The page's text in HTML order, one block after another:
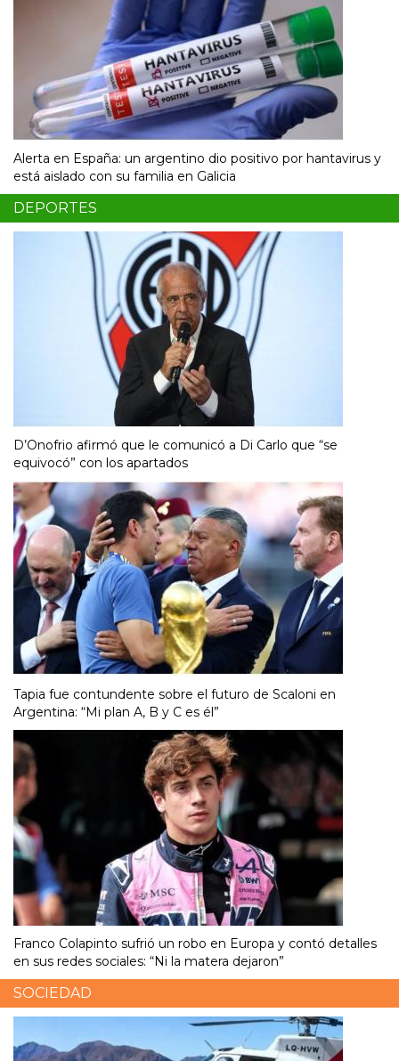
Alerta en España: un argentino dio positivo por hantavirus y
está aislado con su familia en Galicia
DEPORTES
D’Onofrio afirmó que le comunicó a Di Carlo que “se
equivocó” con los apartados
Tapia fue contundente sobre el futuro de Scaloni en
Argentina: “Mi plan A, B y C es él”
Franco Colapinto sufrió un robo en Europa y contó detalles
en sus redes sociales: “Ni la matera dejaron”
SOCIEDAD